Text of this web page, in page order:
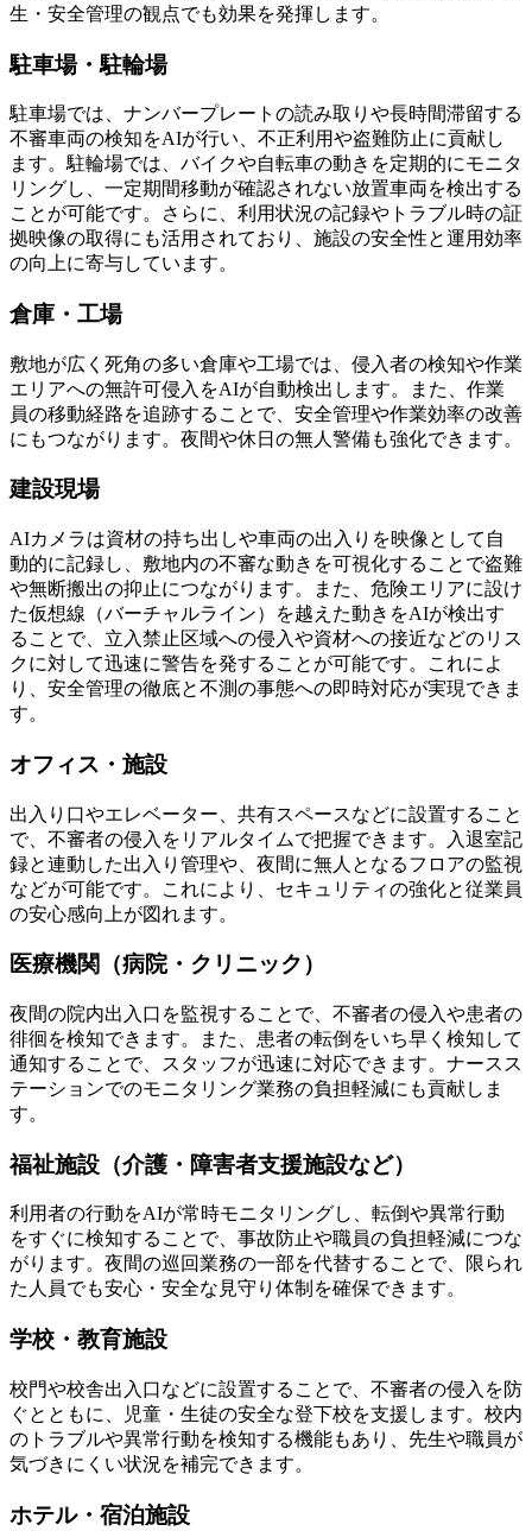
生・安全管理の観点でも効果を発揮します。
駐車場・駐輪場
駐車場では、ナンバープレートの読み取りや長時間滞留する
不審車両の検知をAIが行い、不正利用や盗難防止に貢献し
ます。駐輪場では、バイクや自転車の動きを定期的にモニタ
リングし、一定期間移動が確認されない放置車両を検出する
ことが可能です。さらに、利用状況の記録やトラブル時の証
拠映像の取得にも活用されており、施設の安全性と運用効率
の向上に寄与しています。
倉庫・工場
敷地が広く死角の多い倉庫や工場では、侵入者の検知や作業
エリアへの無許可侵入をAIが自動検出します。また、作業
員の移動経路を追跡することで、安全管理や作業効率の改善
にもつながります。夜間や休日の無人警備も強化できます。
建設現場
AIカメラは資材の持ち出しや車両の出入りを映像として自
動的に記録し、敷地内の不審な動きを可視化することで盗難
や無断搬出の抑止につながります。また、危険エリアに設け
た仮想線（バーチャルライン）を越えた動きをAIが検出す
ることで、立入禁止区域への侵入や資材への接近などのリス
クに対して迅速に警告を発することが可能です。これによ
り、安全管理の徹底と不測の事態への即時対応が実現できま
す。
オフィス・施設
出入り口やエレベーター、共有スペースなどに設置すること
で、不審者の侵入をリアルタイムで把握できます。入退室記
録と連動した出入り管理や、夜間に無人となるフロアの監視
などが可能です。これにより、セキュリティの強化と従業員
の安心感向上が図れます。
医療機関（病院・クリニック）
夜間の院内出入口を監視することで、不審者の侵入や患者の
徘徊を検知できます。また、患者の転倒をいち早く検知して
通知することで、スタッフが迅速に対応できます。ナースス
テーションでのモニタリング業務の負担軽減にも貢献しま
す。
福祉施設（介護・障害者支援施設など）
利用者の行動をAIが常時モニタリングし、転倒や異常行動
をすぐに検知することで、事故防止や職員の負担軽減につな
がります。夜間の巡回業務の一部を代替することで、限られ
た人員でも安心・安全な見守り体制を確保できます。
学校・教育施設
校門や校舎出入口などに設置することで、不審者の侵入を防
ぐとともに、児童・生徒の安全な登下校を支援します。校内
のトラブルや異常行動を検知する機能もあり、先生や職員が
気づきにくい状況を補完できます。
ホテル・宿泊施設